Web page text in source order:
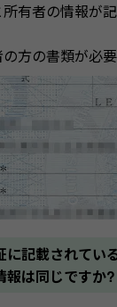
有者の情報が
方の書類が必要
に記載されてい
報は同じですか?